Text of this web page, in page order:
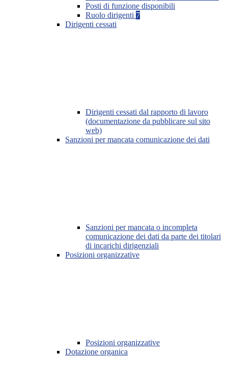
Posti di funzione disponibili
Ruolo dirigenti 7
Dirigenti cessati
Dirigenti cessati dal rapporto di lavoro
(documentazione da pubblicare sul sito
web)
Sanzioni per mancata comunicazione dei dati
Sanzioni per mancata o incompleta
comunicazione dei dati da parte dei titolari
di incarichi dirigenziali
Posizioni organizzative
Posizioni organizzative
Dotazione organica